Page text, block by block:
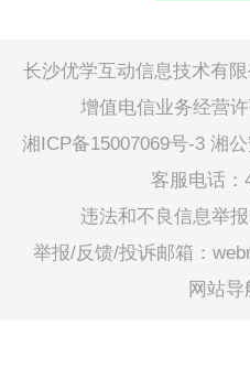
长沙优学互动信息技术有
增值电信业务经营
湘ICP备15007069号-3 湘
客服电话：
违法和不良信息举
举报/反馈/投诉邮箱：
网站导